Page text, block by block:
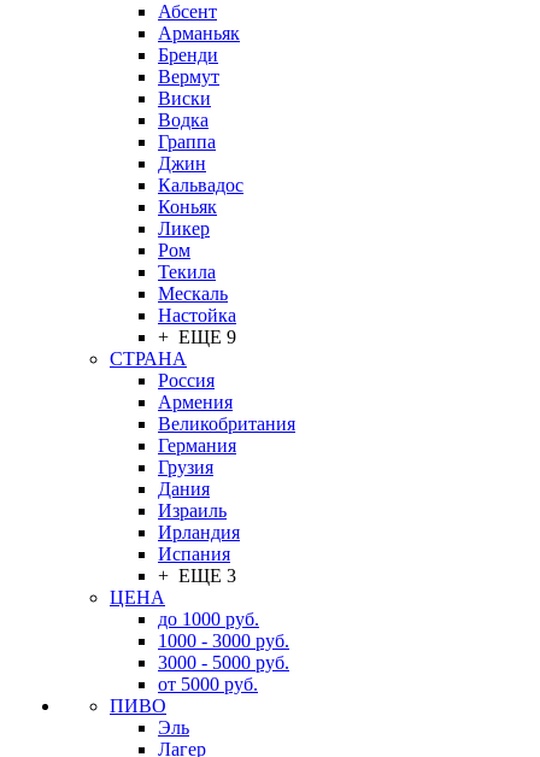
Абсент
Арманьяк
Бренди
Вермут
Виски
Водка
Граппа
Джин
Кальвадос
Коньяк
Ликер
Ром
Текила
Мескаль
Настойка
+ ЕЩЕ 9
СТРАНА
Россия
Армения
Великобритания
Германия
Грузия
Дания
Израиль
Ирландия
Испания
+ ЕЩЕ 3
ЦЕНА
до 1000 руб.
1000 - 3000 руб.
3000 - 5000 руб.
от 5000 руб.
ПИВО
Эль
Лагер